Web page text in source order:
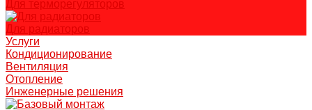
Для терморегуляторов
Для радиаторов
Услуги
Кондиционирование
Вентиляция
Отопление
Инженерные решения